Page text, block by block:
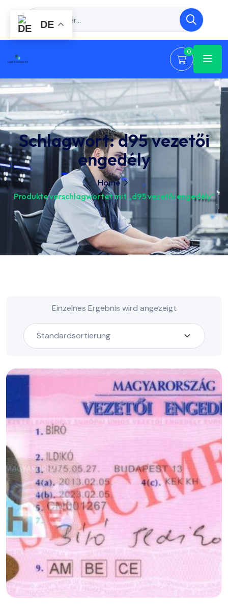
0
Schlagwort:d95 vezetői
engedély
Home
Produkte verschlagwortet mit „d95 vezetői engedély“
Einzelnes Ergebnis wird angezeigt
DE